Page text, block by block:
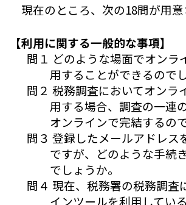
現在のところ、次の18問が用意
【利用に関する一般的な事項】
問１ どのような場面でオンラ
用することができるので
問２ 税務調査においてオンラ
用する場合、調査の一連
オンラインで完結するの
問３ 登録したメールアドレス
ですが、どのような手続
でしょうか。
問４ 現在、税務署の税務調査
インツールを利用してい